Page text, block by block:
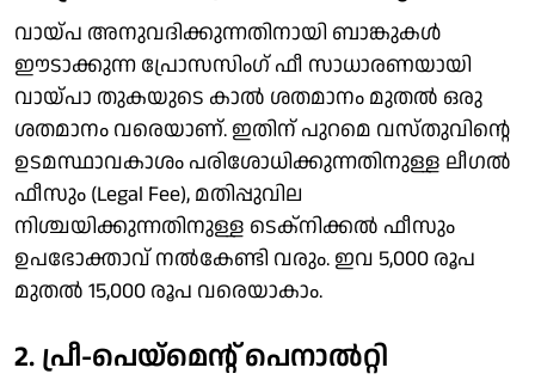
വായ്പ അനുവദിക്കുന്നതിനായി ബാങ്കുകള്‍
ഈടാക്കുന്ന പ്രോസസിംഗ് ഫീ സാധാരണയായി
വായ്പാ തുകയുടെ കാല്‍ ശതമാനം മുതല്‍ ഒരു
ശതമാനം വരെയാണ്. ഇതിന് പുറമെ വസ്തുവിന്റെ
ഉടമസ്ഥാവകാശം പരിശോധിക്കുന്നതിനുള്ള ലീഗല്‍
ഫീസും (Legal Fee), മതിപ്പുവില
നിശ്ചയിക്കുന്നതിനുള്ള ടെക്‌നിക്കല്‍ ഫീസും
ഉപഭോക്താവ് നല്‍കേണ്ടി വരും. ഇവ 5,000 രൂപ
മുതല്‍ 15,000 രൂപ വരെയാകാം.
2. പ്രീ-പെയ്മെന്റ് പെനാല്‍റ്റി